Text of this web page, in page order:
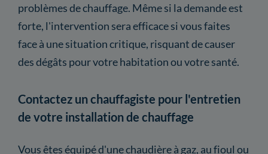
problèmes de chauffage. Même si la demande est
forte, l'intervention sera efficace si vous faites
face à une situation critique, risquant de causer
des dégâts pour votre habitation ou votre santé.
Contactez un chauffagiste pour l'entretien
de votre installation de chauffage
Vous êtes équipé d'une chaudière à gaz, au fioul ou